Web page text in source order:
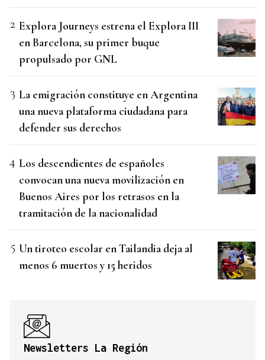
Explora Journeys estrena el Explora III
en Barcelona, su primer buque
propulsado por GNL
La emigración constituye en Argentina
una nueva plataforma ciudadana para
defender sus derechos
Los descendientes de españoles
convocan una nueva movilización en
Buenos Aires por los retrasos en la
tramitación de la nacionalidad
Un tiroteo escolar en Tailandia deja al
menos 6 muertos y 15 heridos
Newsletters La Región